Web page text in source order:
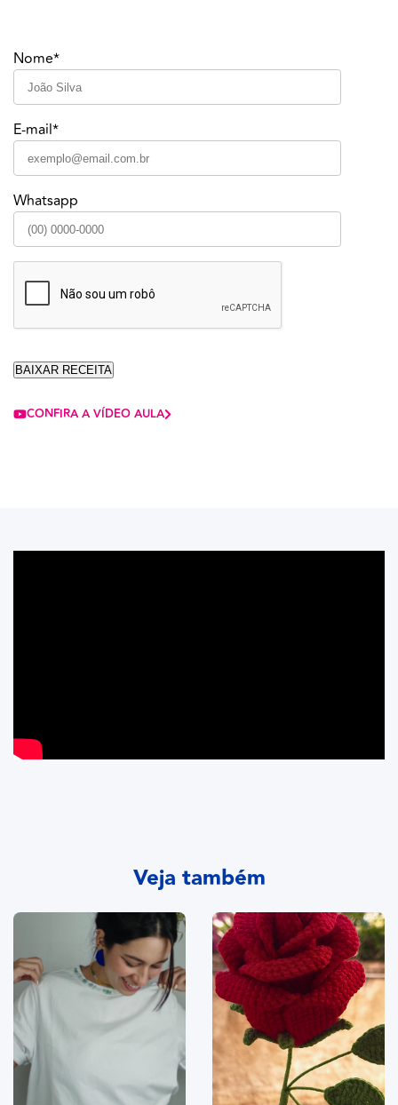
Nome*
E-mail*
Whatsapp
CONFIRA A VÍDEO AULA
Veja também